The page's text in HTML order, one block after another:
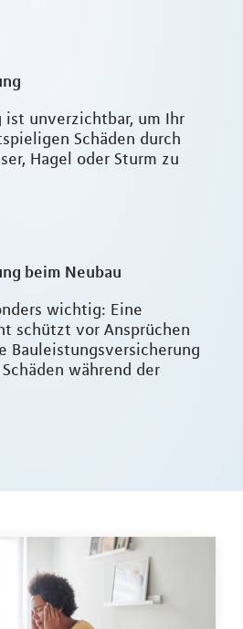
ist unverzichtbar, um Ihr
Schäden durch
Hagel oder Sturm zu
beim Neubau
wichtig: Eine
schützt vor Ansprüchen
Bauleistungsversicherung
während der